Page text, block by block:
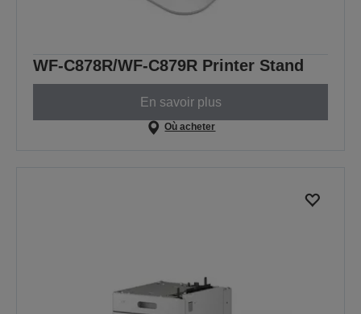
WF-C878R/WF-C879R Printer Stand
En savoir plus
Où acheter